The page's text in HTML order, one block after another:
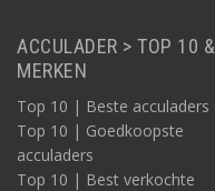
ACCULADER > TOP 10 &
MERKEN
Top 10 | Beste acculaders
Top 10 | Goedkoopste
acculaders
Top 10 | Best verkochte